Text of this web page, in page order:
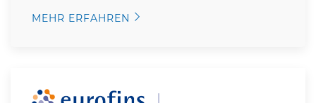
MEHR ERFAHREN